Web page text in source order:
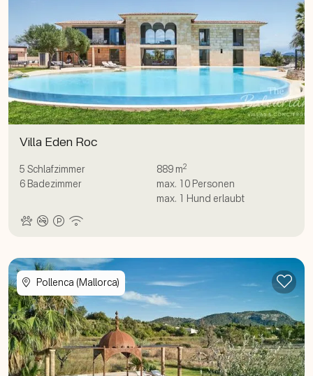
Villa Eden Roc
5 Schlafzimmer
6 Badezimmer
889 m2
max. 10 Personen
max.
Hund erlaubt
Pollenca (Mallorca)